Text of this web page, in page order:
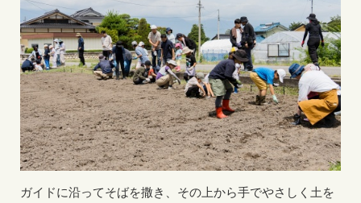
ガイドに沿ってそばを撒き、その上から手でやさしく土を